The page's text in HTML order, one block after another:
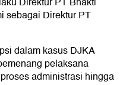
sebagai Direktur PT
dalam kasus DJKA
pelaksana
administrasi hingga